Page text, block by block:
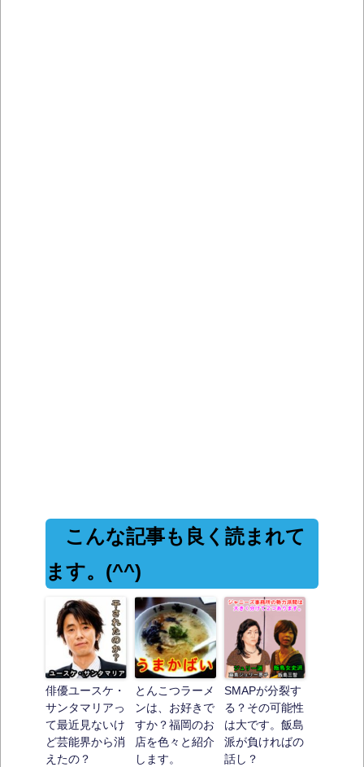
こんな記事も良く読まれて
ます。(^^)
俳優ユースケ・
サンタマリアっ
て最近見ないけ
ど芸能界から消
えたの？
とんこつラーメ
ンは、お好きで
すか？福岡のお
店を色々と紹介
します。
SMAPが分裂す
る？その可能性
は大です。飯島
派が負ければの
話し？